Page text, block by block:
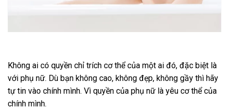
Không ai có quyền chỉ trích cơ thể của một ai đó, đặc biệt là
với phụ nữ. Dù bạn không cao, không đẹp, không gầy thì hãy
tự tin vào chính mình. Vì quyền của phụ nữ là yêu cơ thể của
chính mình.